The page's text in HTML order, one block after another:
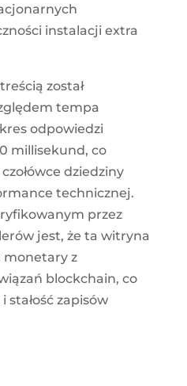
instalacji extra
został
tempa
odpowiedzi
millisekund, co
dziedziny
technicznej.
przez
jest, że ta witryna
monetary z
blockchain, co
zapisów